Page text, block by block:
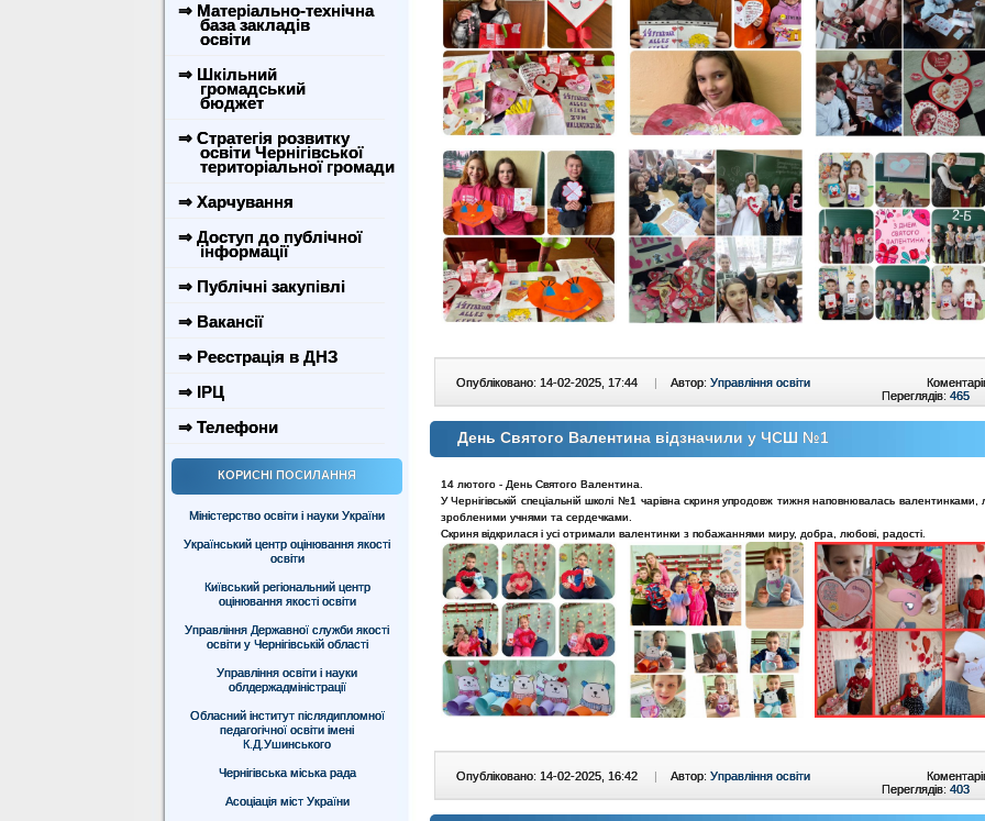
⇒ Матеріально-технічна
база закладів
освіти
⇒ Шкільний
громадський
бюджет
⇒ Стратегія розвитку
освіти Чернігівської
територіальної громади
⇒ Харчування
⇒ Доступ до публічної
інформації
⇒ Публічні закупівлі
⇒ Вакансії
⇒ Реєстрація в ДНЗ
⇒ ІРЦ
⇒ Телефони
КОРИСНІ ПОСИЛАННЯ
Міністерство освіти і науки України
Український центр оцінювання якості
освіти
Київський регіональний центр
оцінювання якості освіти
Управління Державної служби якості
освіти у Чернігівській області
Управління освіти і науки
облдержадміністрації
Обласний інститут післядипломної
педагогічної освіти імені
К.Д.Ушинського
Чернігівська міська рада
Асоціація міст України
Опубліковано: 14-02-2025, 17:44 | Автор: Управління освіти
Переглядів: 465
День Святого Валентина відзначили у ЧСШ №1
14 лютого - День Святого Валентина.
У Чернігівській спеціальній школі №1 чарівна скриня упродовж тижня наповнювалась валентинками,
зробленими учнями та сердечками.
Скриня відкрилася і усі отримали валентинки з побажаннями миру, добра, любові, радості.
Опубліковано: 14-02-2025, 16:42 | Автор: Управління освіти
Переглядів: 403